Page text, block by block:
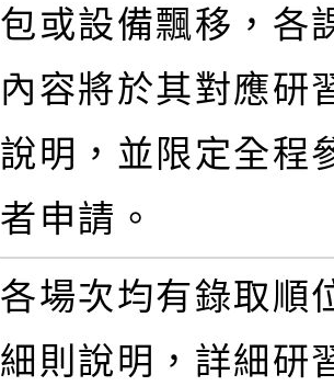
包或設備飄移，各
內容將於其對應研
說明，並限定全程
者申請。
各場次均有錄取順
細則說明，詳細研